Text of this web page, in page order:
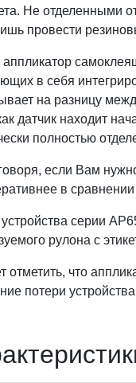
Не отделенными
провести
в себя
на разницу
датчик находит
полностью
если Вам
в
серии
рулона с
отметить, что
потери